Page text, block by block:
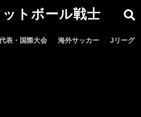
トボール戦士
表・国際大会 海外サッカー Jリーグ